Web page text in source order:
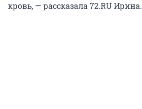
кровь, — рассказала 72.RU Ирина.